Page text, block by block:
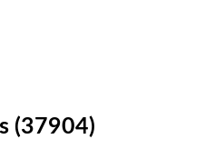
(37904)